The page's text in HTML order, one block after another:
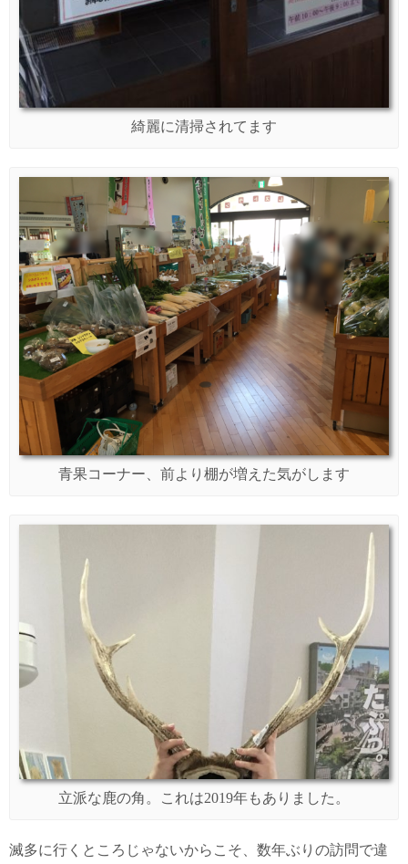
綺麗に清掃されてます
青果コーナー、前より棚が増えた気がします
立派な鹿の角。これは2019年もありました。
滅多に行くところじゃないからこそ、数年ぶりの訪問で違